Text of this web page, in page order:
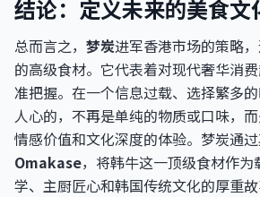
结论：定义未来的美食文
总而言之， 梦炭进军香港市场的策略
的高级食材。它代表着对现代奢华消
准把握。在一个信息过载、选择繁多
人心的，不再是单纯的物质或口味，
情感价值和文化深度的体验。梦炭通
Omakase，将韩牛这一顶级食材作
学、主厨匠心和韩国传统文化的厚重故